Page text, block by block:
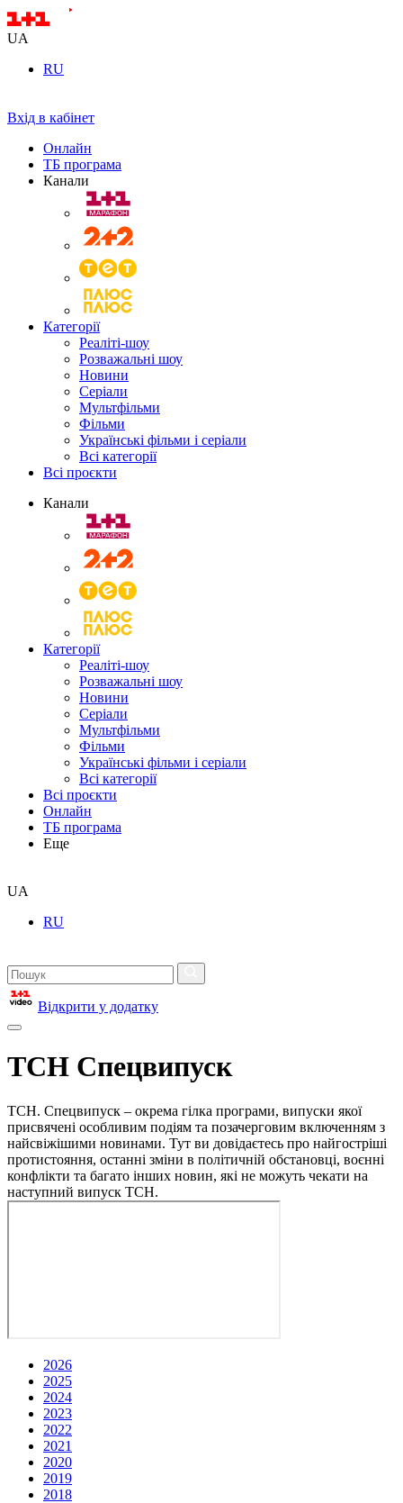
UA
RU
Вхід в кабінет
Онлайн
ТБ програма
Канали
Категорії
Реаліті-шоу
Розважальні шоу
Новини
Серіали
Мультфільми
Фільми
Українські фільми і серіали
Всі категорії
Всі проєкти
Канали
Категорії
Реаліті-шоу
Розважальні шоу
Новини
Серіали
Мультфільми
Фільми
Українські фільми і серіали
Всі категорії
Всі проєкти
Онлайн
ТБ програма
Еще
UA
RU
Відкрити у додатку
ТСН Спецвипуск
ТСН. Спецвипуск – окрема гілка програми, випуски якої
присвячені особливим подіям та позачерговим включенням з
найсвіжішими новинами. Тут ви довідаєтесь про найгостріші
протистояння, останні зміни в політичній обстановці, воєнні
конфлікти та багато інших новин, які не можуть чекати на
наступний випуск ТСН.
2026
2025
2024
2023
2022
2021
2020
2019
2018